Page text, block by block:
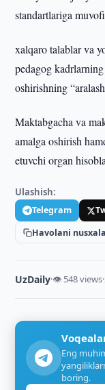
standartlariga
xalqaro talablar va
pedagog
oshirishning
Maktabgacha va
amalga oshirish
etuvchi organ
Ulashish:
Telegram
Havolani
UzDaily·👁 548 views·
Eng
boring.